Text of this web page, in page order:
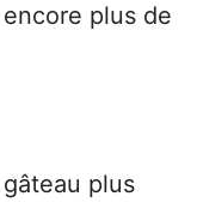
plus de
plus